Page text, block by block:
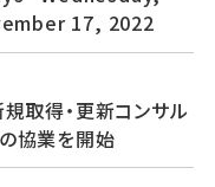
17, 2022
取得・更新コンサル
協業を開始